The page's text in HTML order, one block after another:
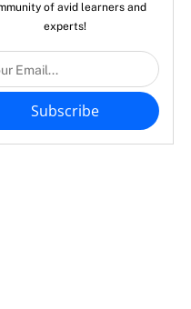
of avid learners and
experts!
Subscribe